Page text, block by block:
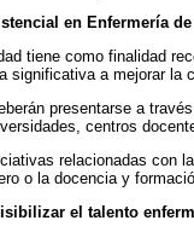
en Enfermería
tiene como finalidad
significativa a mejorar la
presentarse a
centros
relacionadas con
o la docencia y
el talento